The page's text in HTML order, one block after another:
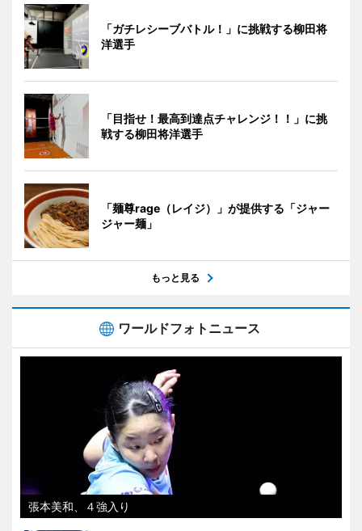
「ガチレシーブバトル！」に挑戦する柳田将
洋選手
「目指せ！最高到達点チャレンジ！！」に挑
戦する柳田将洋選手
「麺尊rage（レイジ）」が提供する「ジャー
ジャー麺」
もっと見る
ワールドフォトニュース
張本美和、４強入り